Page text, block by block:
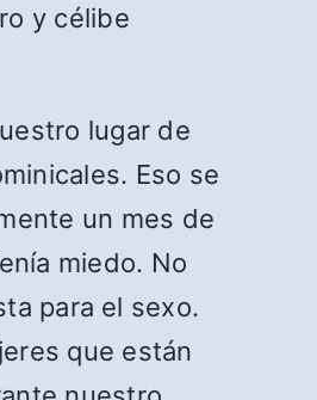
y célibe
lugar de
Eso se
un mes de
miedo. No
para el sexo.
que están